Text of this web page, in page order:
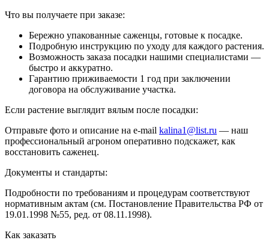
Что вы получаете при заказе:
Бережно упакованные саженцы, готовые к посадке.
Подробную инструкцию по уходу для каждого растения.
Возможность заказа посадки нашими специалистами —
быстро и аккуратно.
Гарантию приживаемости 1 год при заключении
договора на обслуживание участка.
Если растение выглядит вялым после посадки:
Отправьте фото и описание на e-mail kalina1@list.ru — наш
профессиональный агроном оперативно подскажет, как
восстановить саженец.
Документы и стандарты:
Подробности по требованиям и процедурам соответствуют
нормативным актам (см. Постановление Правительства РФ от
19.01.1998 №55, ред. от 08.11.1998).
Как заказать